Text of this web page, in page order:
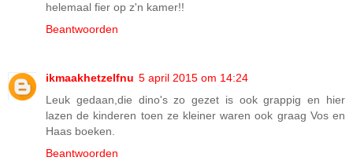
helemaal fier op z'n kamer!!
Beantwoorden
ikmaakhetzelfnu 5 april 2015 om 14:24
Leuk gedaan,die dino's zo gezet is ook grappig en hier
lazen de kinderen toen ze kleiner waren ook graag Vos en
Haas boeken.
Beantwoorden